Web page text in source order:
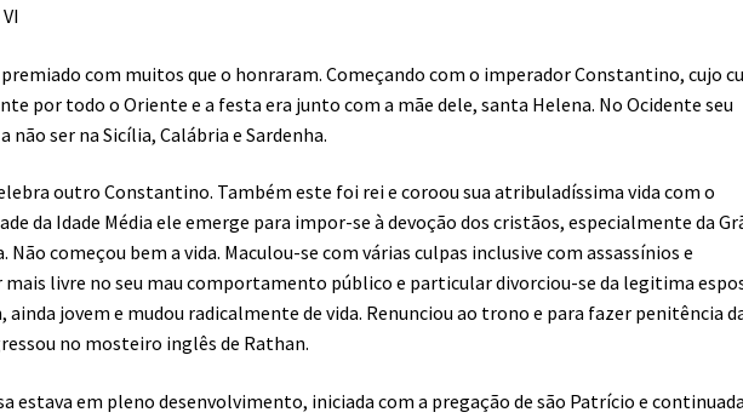
com muitos que o honraram. Começando com o imperador Constantino, cujo
por todo o Oriente e a festa era junto com a mãe dele, santa Helena. No Ocidente seu
não ser na Sicília, Calábria e Sardenha.
outro Constantino. Também este foi rei e coroou sua atribuladíssima vida com o
da Idade Média ele emerge para impor-se à devoção dos cristãos, especialmente da
Não começou bem a vida. Maculou-se com várias culpas inclusive com assassínios e
mais livre no seu mau comportamento público e particular divorciou-se da legitima
ainda jovem e mudou radicalmente de vida. Renunciou ao trono e para fazer penitência
no mosteiro inglês de Rathan.
estava em pleno desenvolvimento, iniciada com a pregação de são Patrício e continuada